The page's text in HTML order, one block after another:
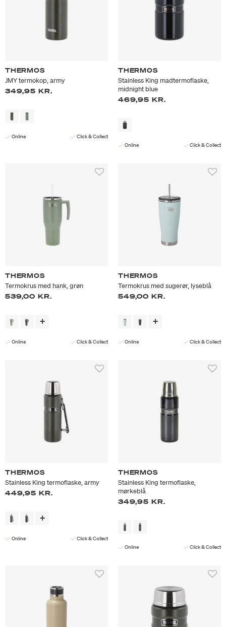
THERMOS
JMY termokop, army
349,95 KR.
Online Click & Collect
THERMOS
Stainless King madtermoflaske,
midnight blue
469,95 KR.
Online Click & Collect
THERMOS
Termokrus med hank, grøn
539,00 KR.
Online Click & Collect
THERMOS
Termokrus med sugerør, lyseblå
549,00 KR.
Online Click & Collect
THERMOS
Stainless King termoflaske, army
449,95 KR.
Online Click & Collect
THERMOS
Stainless King termoflaske,
mørkeblå
349,95 KR.
Online Click & Collect